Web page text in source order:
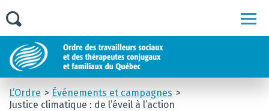
L’Ordre
Événements et campagnes
Justice climatique : de l’éveil à l’action